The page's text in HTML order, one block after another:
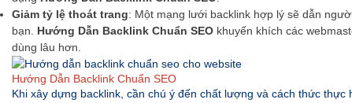
Giảm tỷ lệ thoát trang: Một mạng lưới backlink hợp lý sẽ dẫn
bạn. Hướng Dẫn Backlink Chuẩn SEO khuyến khích các
dùng lâu hơn.
Hướng Dẫn Backlink Chuẩn SEO
Khi xây dựng backlink, cần chú ý đến chất lượng và cách thức